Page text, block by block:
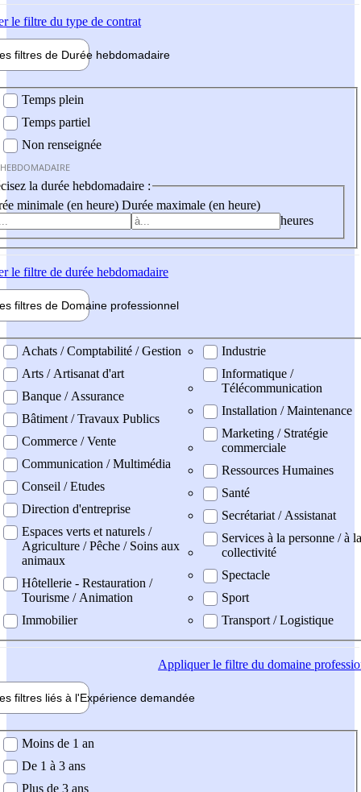
le filtre du type de contrat
filtres de Durée hebdomadaire
Temps plein
Temps partiel
Non renseignée
la durée hebdomadaire :
minimale (en heure) Durée maximale (en heure)
heures
le filtre de durée hebdomadaire
filtres de Domaine professionnel
professionel
Achats / Comptabilité / Gestion
Arts / Artisanat d'art
Banque / Assurance
Bâtiment / Travaux Publics
Commerce / Vente
Communication / Multimédia
Conseil / Etudes
Direction d'entreprise
Espaces verts et naturels /
Agriculture / Pêche / Soins aux
animaux
Hôtellerie - Restauration /
Tourisme / Animation
Immobilier
Industrie
Informatique /
Télécommunication
Installation / Maintenance
Marketing / Stratégie
commerciale
Ressources Humaines
Santé
Secrétariat / Assistanat
Services à la personne / à la
collectivité
Spectacle
Sport
Transport / Logistique
Appliquerle filtre du domaine
filtres liés à l'Expérience demandée
demandée
Moins de 1 an
De 1 à 3 ans
Plus de 3 ans